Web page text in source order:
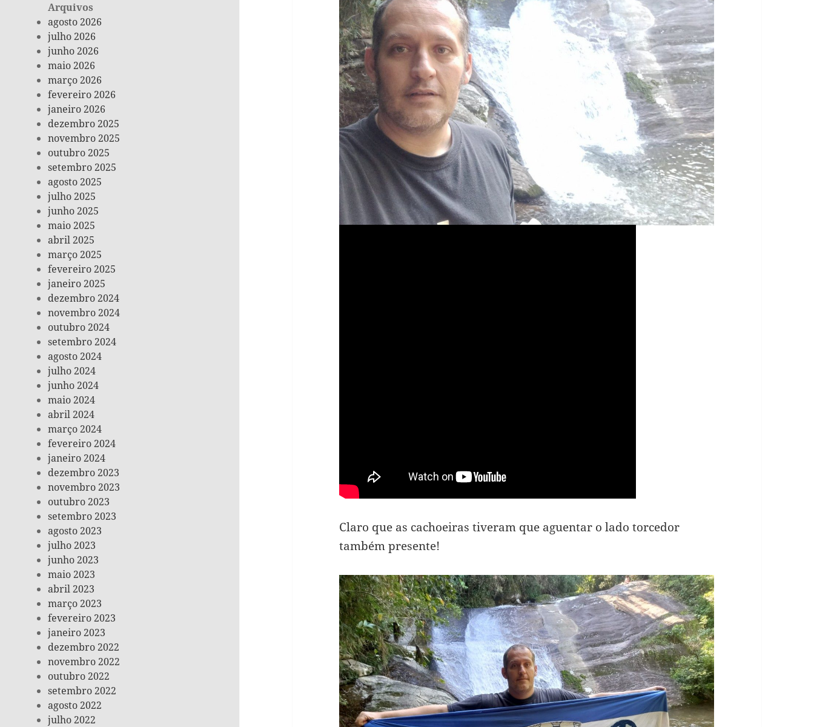
Arquivos
agosto 2026
julho 2026
junho 2026
maio 2026
março 2026
fevereiro 2026
janeiro 2026
dezembro 2025
novembro 2025
outubro 2025
setembro 2025
agosto 2025
julho 2025
junho 2025
maio 2025
abril 2025
março 2025
fevereiro 2025
janeiro 2025
dezembro 2024
novembro 2024
outubro 2024
setembro 2024
agosto 2024
julho 2024
junho 2024
maio 2024
abril 2024
março 2024
fevereiro 2024
janeiro 2024
dezembro 2023
novembro 2023
outubro 2023
setembro 2023
agosto 2023
julho 2023
junho 2023
maio 2023
abril 2023
março 2023
fevereiro 2023
janeiro 2023
dezembro 2022
novembro 2022
outubro 2022
setembro 2022
agosto 2022
julho 2022
Claro que as cachoeiras tiveram que aguentar o lado torcedor
também presente!